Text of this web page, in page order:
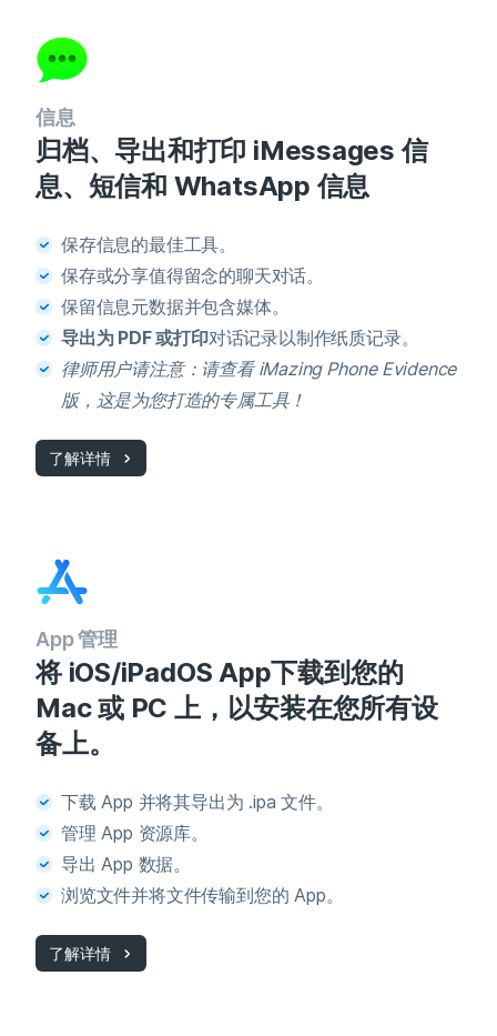
信息
归档、导出和打印 iMessages 信
息、短信和 WhatsApp 信息
保存信息的最佳工具。
保存或分享值得留念的聊天对话。
保留信息元数据并包含媒体。
导出为 PDF 或打印对话记录以制作纸质记录。
律师用户请注意：请查看 iMazing Phone Evidence
版，这是为您打造的专属工具！
了解详情
App 管理
将 iOS/iPadOS App下载到您的
Mac 或 PC 上，以安装在您所有设
备上。
下载 App 并将其导出为 .ipa 文件。
管理 App 资源库。
导出 App 数据。
浏览文件并将文件传输到您的 App。
了解详情